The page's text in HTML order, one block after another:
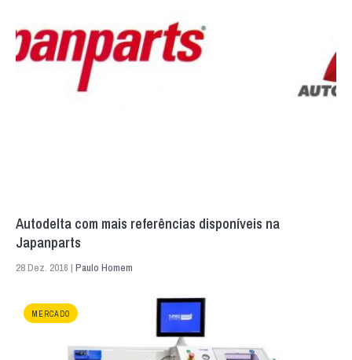
Autodelta com mais referências disponíveis na
Japanparts
28 Dez. 2016 | Paulo Homem
MERCADO